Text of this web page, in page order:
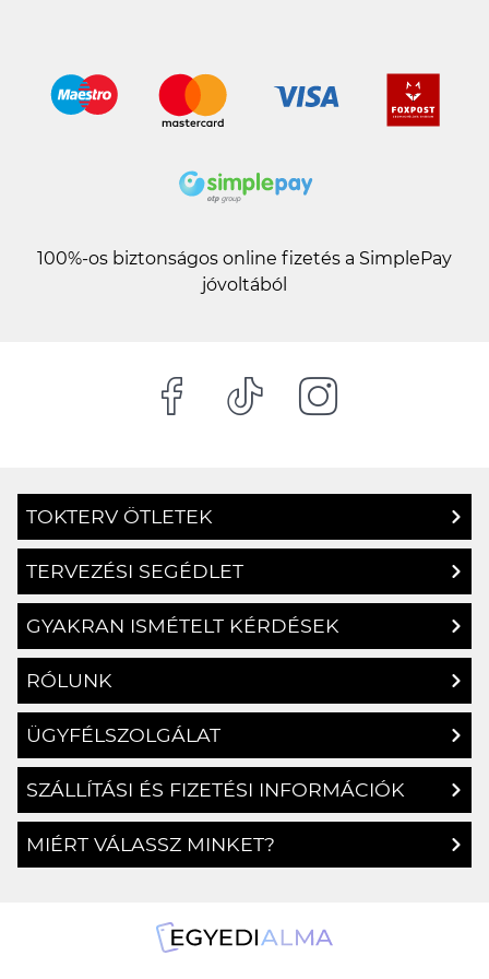
100%-os biztonságos online fizetés a SimplePay
jóvoltából
TOKTERV ÖTLETEK
TERVEZÉSI SEGÉDLET
GYAKRAN ISMÉTELT KÉRDÉSEK
RÓLUNK
ÜGYFÉLSZOLGÁLAT
SZÁLLÍTÁSI ÉS FIZETÉSI INFORMÁCIÓK
MIÉRT VÁLASSZ MINKET?